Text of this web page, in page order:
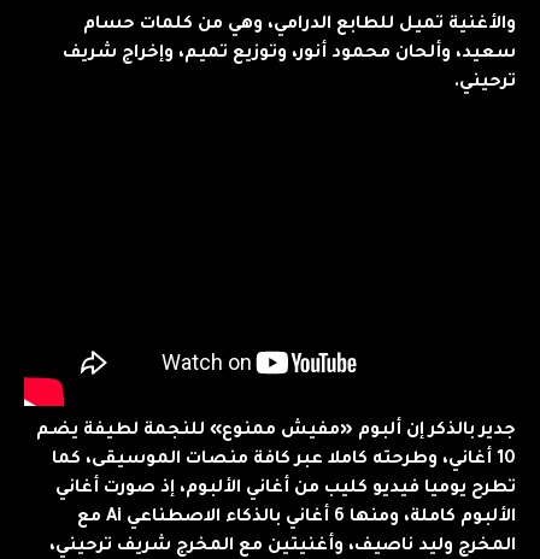
والأغنية تميل للطابع الدرامي، وهي من كلمات حسام
سعيد، وألحان محمود أنور، وتوزيع تميم، وإخراج شريف
ترحيني.
جدير بالذكر إن ألبوم «مفيش ممنوع» للنجمة لطيفة يضم
10 أغاني، وطرحته كاملا عبر كافة منصات الموسيقى، كما
تطرح يوميا فيديو كليب من أغاني الألبوم، إذ صورت أغاني
الألبوم كاملة، ومنها 6 أغاني بالذكاء الاصطناعي Ai مع
المخرج وليد ناصيف، وأغنيتين مع المخرج شريف ترحيني،